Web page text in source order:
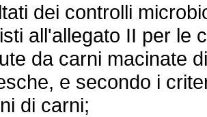
dei controlli
all'allegato II per le
da carni macinate
e secondo i
di carni;